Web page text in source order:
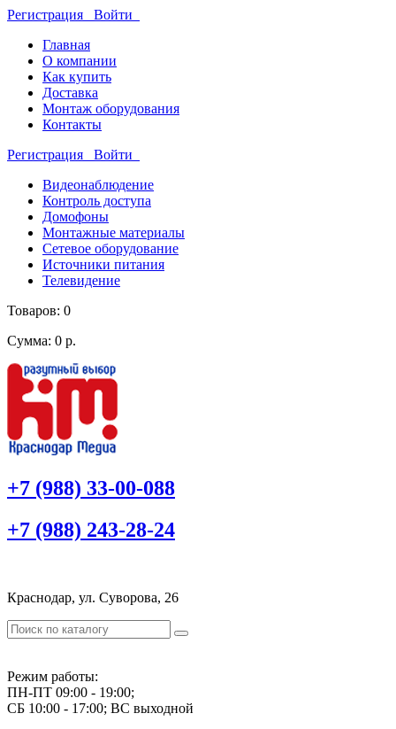
Регистрация Войти
Главная
О компании
Как купить
Доставка
Монтаж оборудования
Контакты
Регистрация Войти
Видеонаблюдение
Контроль доступа
Домофоны
Монтажные материалы
Сетевое оборудование
Источники питания
Телевидение
Товаров: 0
Сумма: 0 р.
+7 (988) 33-00-088
+7 (988) 243-28-24
Краснодар, ул. Суворова, 26
Режим работы:
ПН-ПТ 09:00 - 19:00;
СБ 10:00 - 17:00; ВС выходной